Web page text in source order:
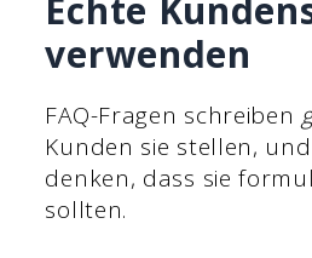
Echte
verwenden
FAQ-Fragen schreiben
Kunden sie stellen,
denken, dass sie
sollten.